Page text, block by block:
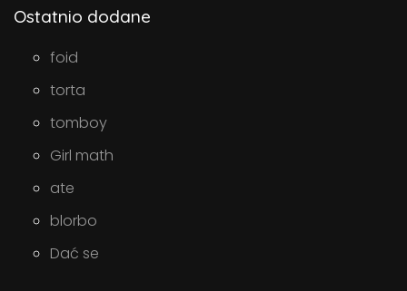
Ostatnio dodane
foid
torta
tomboy
Girl math
ate
blorbo
Dać se